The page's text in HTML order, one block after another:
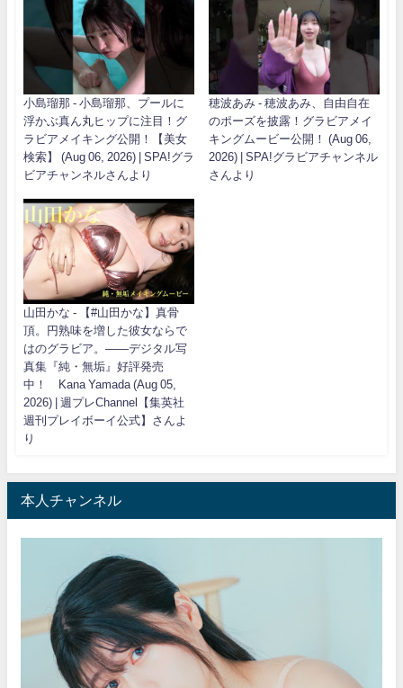
小島瑠那 - 小島瑠那、プールに
浮かぶ真ん丸ヒップに注目！グ
ラビアメイキング公開！【美女
検索】 (Aug 06, 2026) | SPA!グラ
ビアチャンネルさんより
穂波あみ - 穂波あみ、自由自在
のポーズを披露！グラビアメイ
キングムービー公開！ (Aug 06,
2026) | SPA!グラビアチャンネル
さんより
山田かな - 【#山田かな】真骨
頂。円熟味を増した彼女ならで
はのグラビア。――デジタル写
真集『純・無垢』好評発売
中！ Kana Yamada (Aug 05,
2026) | 週プレChannel【集英社
週刊プレイボーイ公式】さんよ
り
本人チャンネル